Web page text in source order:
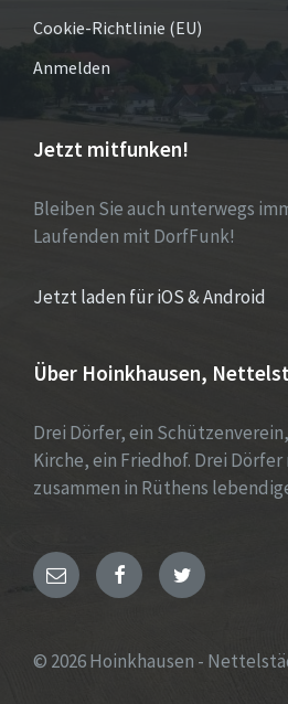
Cookie-Richtlinie (EU)
Anmelden
Jetzt mitfunken!
Bleiben Sie auch unterwegs
Laufenden mit DorfFunk!
Jetzt laden für iOS & Android
Über Hoinkhausen,
Drei Dörfer, ein
Kirche, ein Friedhof. Drei
zusammen in Rüthens
E- FacebookTwitter
© 2026 Hoinkhausen -